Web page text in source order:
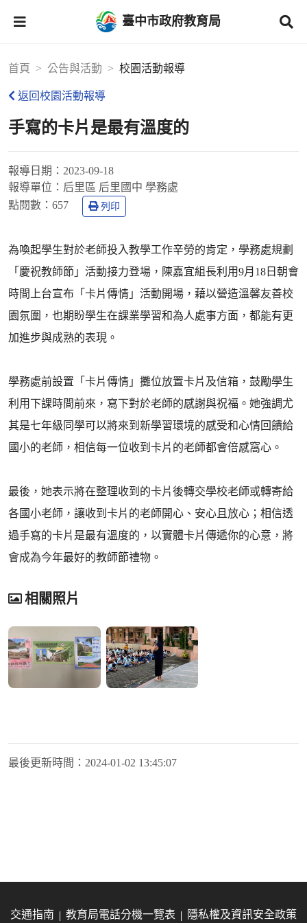
臺中市政府教育局
首頁 公告與活動 校園活動報導
返回校園活動報導
手寫的卡片是最有溫度的
報導日期： 2023-09-18
報導單位： 后里區 后里國中 學務處
點閱數： 657 列印
為喚起學生對於老師投入教學工作辛勞的肯定，學務處規劃
「慶祝教師節」活動接力登場，陳嘉宜組長利用9月18日朝會
時間上台宣布「卡片傳情」活動開場，藉以營造溫馨友善校
園氛圍，也期盼學生在課業學習和為人處事方面，都能有更
加進步與成熟的表現。
學務處前設置「卡片傳情」攤位放置卡片及信箱，鼓勵學生
利用下課時間前來，寫下對於老師的感謝與祝福。她強調尤
其是七年級同學可以將來到新學習環境的感受和心情回饋給
國小的老師，相信每一位收到卡片的老師都會倍感窩心。
最後，她表示將在整理收到的卡片後轉交學校老師或轉寄給
各國小老師，讓收到卡片的老師開心、安心且放心；相信透
過手寫的卡片是最有溫度的，以實體卡片傳遞你的心意，將
會成為今年最好的教師節禮物。
相關照片
最後更新時間： 2024-01-02 13:45:07
交通指南 教育局電話分機一覽表 隱私權及資訊安全政策